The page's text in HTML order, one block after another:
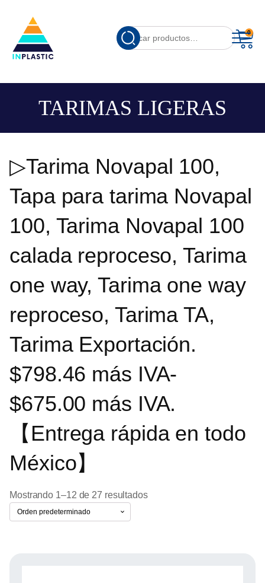
Buscar
por:
Cuando hay 0
TARIMAS LIGERAS
▷Tarima Novapal 100,
Tapa para tarima Novapal
100, Tarima Novapal 100
calada reproceso, Tarima
one way, Tarima one way
reproceso, Tarima TA,
Tarima Exportación.
$798.46 más IVA-
$675.00 más IVA.
【Entrega rápida en todo
México】
Mostrando 1–12 de 27 resultados